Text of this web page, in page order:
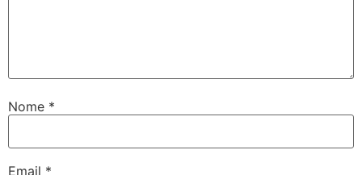
Nome *
Email *